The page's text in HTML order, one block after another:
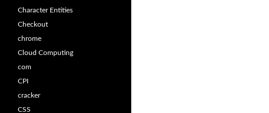
Character Entities
Checkout
chrome
Cloud Computing
com
CPI
cracker
CSS